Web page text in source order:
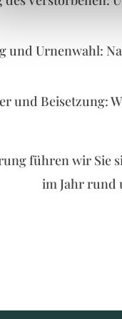
und Urnenwahl:
und Beisetzung:
führen wir Sie
im Jahr rund